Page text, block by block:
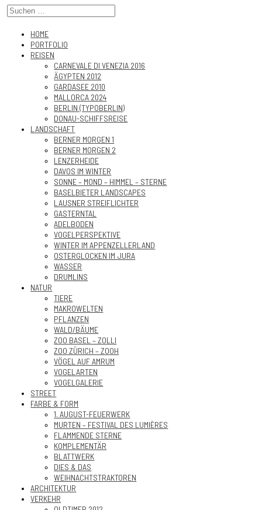
HOME
PORTFOLIO
REISEN
CARNEVALE DI VENEZIA 2016
ÄGYPTEN 2012
GARDASEE 2010
MALLORCA 2024
BERLIN (TYPOBERLIN)
DONAU-SCHIFFSREISE
LANDSCHAFT
BERNER MORGEN 1
BERNER MORGEN 2
LENZERHEIDE
DAVOS IM WINTER
SONNE – MOND – HIMMEL – STERNE
BASELBIETER LANDSCAPES
LAUSNER STREIFLICHTER
GASTERNTAL
ADELBODEN
VOGELPERSPEKTIVE
WINTER IM APPENZELLERLAND
OSTERGLOCKEN IM JURA
WASSER
DRUMLINS
NATUR
TIERE
MAKROWELTEN
PFLANZEN
WALD/BÄUME
ZOO BASEL – ZOLLI
ZOO ZÜRICH – ZOOH
VÖGEL AUF AMRUM
VOGELARTEN
VOGELGALERIE
STREET
FARBE & FORM
1. AUGUST-FEUERWERK
MURTEN – FESTIVAL DES LUMIÈRES
FLAMMENDE STERNE
KOMPLEMENTÄR
BLATTWERK
DIES & DAS
WEIHNACHTSTRAKTOREN
ARCHITEKTUR
VERKEHR